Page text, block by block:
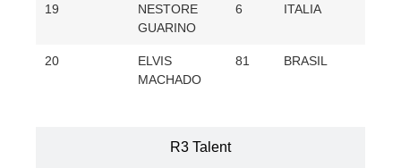
R3 Talent
19
NESTORE
GUARINO
6 ITALIA
20
ELVIS
MACHADO
81 BRASIL